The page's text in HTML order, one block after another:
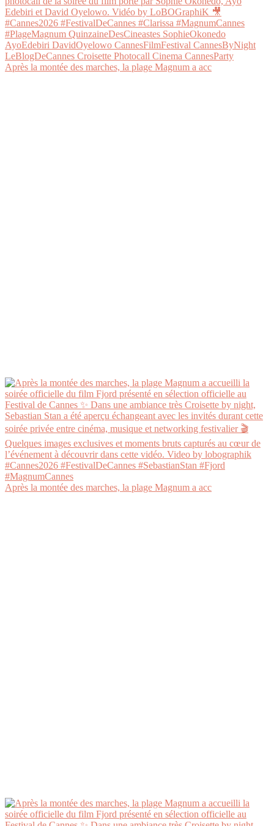
Après la montée des marches, la plage Magnum a acc
Après la montée des marches, la plage Magnum a acc